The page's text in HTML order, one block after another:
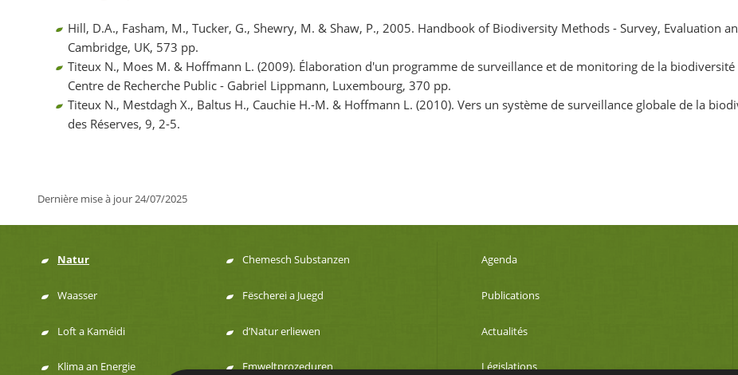
Hill, D.A., Fasham, M., Tucker, G., Shewry, M. & Shaw, P., 2005. Handbook of Biodiversity Methods - Survey, Evaluation
Cambridge, UK, 573 pp.
Titeux N., Moes M. & Hoffmann L. (2009). Élaboration d'un programme de surveillance et de monitoring de la
Centre de Recherche Public - Gabriel Lippmann, Luxembourg, 370 pp.
Titeux N., Mestdagh X., Baltus H., Cauchie H.-M. & Hoffmann L. (2010). Vers un système de surveillance globale de la
des Réserves, 9, 2-5.
Dernière mise à jour24/07/2025
Menu
de
navigation
Natur
Waasser
Loft a Kaméidi
Klima an Energie
Chemesch Substanzen
Fëscherei a Juegd
d’Natur erliewen
Emweltprozeduren
Agenda
Publications
Actualités
Législations